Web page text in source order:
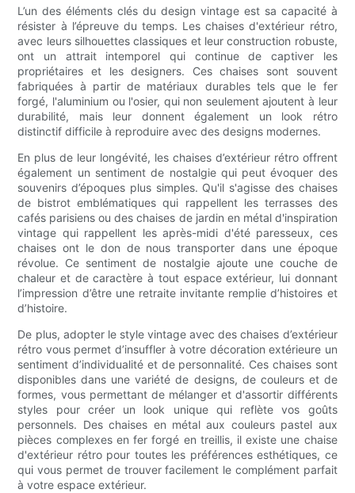
L’un des éléments clés du design vintage est sa capacité à
résister à l’épreuve du temps. Les chaises d'extérieur rétro,
avec leurs silhouettes classiques et leur construction robuste,
ont un attrait intemporel qui continue de captiver les
propriétaires et les designers. Ces chaises sont souvent
fabriquées à partir de matériaux durables tels que le fer
forgé, l'aluminium ou l'osier, qui non seulement ajoutent à leur
durabilité, mais leur donnent également un look rétro
distinctif difficile à reproduire avec des designs modernes.
En plus de leur longévité, les chaises d’extérieur rétro offrent
également un sentiment de nostalgie qui peut évoquer des
souvenirs d’époques plus simples. Qu'il s'agisse des chaises
de bistrot emblématiques qui rappellent les terrasses des
cafés parisiens ou des chaises de jardin en métal d'inspiration
vintage qui rappellent les après-midi d'été paresseux, ces
chaises ont le don de nous transporter dans une époque
révolue. Ce sentiment de nostalgie ajoute une couche de
chaleur et de caractère à tout espace extérieur, lui donnant
l’impression d’être une retraite invitante remplie d’histoires et
d’histoire.
De plus, adopter le style vintage avec des chaises d’extérieur
rétro vous permet d’insuffler à votre décoration extérieure un
sentiment d’individualité et de personnalité. Ces chaises sont
disponibles dans une variété de designs, de couleurs et de
formes, vous permettant de mélanger et d'assortir différents
styles pour créer un look unique qui reflète vos goûts
personnels. Des chaises en métal aux couleurs pastel aux
pièces complexes en fer forgé en treillis, il existe une chaise
d'extérieur rétro pour toutes les préférences esthétiques, ce
qui vous permet de trouver facilement le complément parfait
à votre espace extérieur.